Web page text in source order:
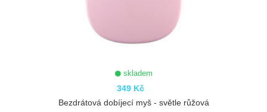
skladem
349 Kč
Bezdrátová dobíjecí myš - světle růžová